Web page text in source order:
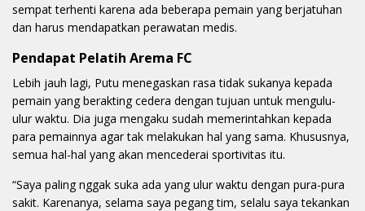
sempat terhenti karena ada beberapa pemain yang berjatuhan
dan harus mendapatkan perawatan medis.
Pendapat Pelatih Arema FC
Lebih jauh lagi, Putu menegaskan rasa tidak sukanya kepada
pemain yang berakting cedera dengan tujuan untuk mengulu-
ulur waktu. Dia juga mengaku sudah memerintahkan kepada
para pemainnya agar tak melakukan hal yang sama. Khususnya,
semua hal-hal yang akan mencederai sportivitas itu.
“Saya paling nggak suka ada yang ulur waktu dengan pura-pura
sakit. Karenanya, selama saya pegang tim, selalu saya tekankan